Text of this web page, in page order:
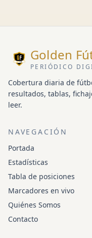
Golden
PERIÓDICO
Cobertura diaria de
resultados, tablas,
leer.
NAVEGACIÓN
Portada
Estadísticas
Tabla de posiciones
Marcadores en vivo
Quiénes Somos
Contacto